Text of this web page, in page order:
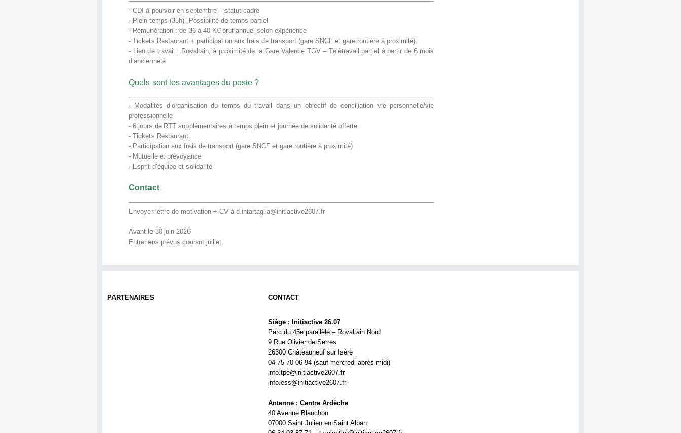
- CDI à pourvoir en septembre – statut cadre
- Plein temps (35h). Possibilité de temps partiel
- Rémunération : de 36 à 40 K€ brut annuel selon expérience
- Tickets Restaurant + participation aux frais de transport (gare SNCF et gare routière à proximité).
- Lieu de travail : Rovaltain, à proximité de la Gare Valence TGV – Télétravail partiel à partir de 6 mois
d’ancienneté
Quels sont les avantages du poste ?
- Modalités d’organisation du temps du travail dans un objectif de conciliation vie personnelle/vie
professionnelle
- 6 jours de RTT supplémentaires à temps plein et journée de solidarité offerte
- Tickets Restaurant
- Participation aux frais de transport (gare SNCF et gare routière à proximité)
- Mutuelle et prévoyance
- Esprit d’équipe et solidarité
Contact
Envoyer lettre de motivation + CV à d.intartaglia@initiactive2607.fr
Avant le 30 juin 2026
Entretiens prévus courant juillet
PARTENAIRES CONTACT
Siège : Initiactive 26.07
Parc du 45e parallèle – Rovaltain Nord
9 Rue Olivier de Serres
26300 Châteauneuf sur Isère
04 75 70 06 94 (sauf mercredi après-midi)
info.tpe@initiactive2607.fr
info.ess@initiactive2607.fr
Antenne : Centre Ardèche
40 Avenue Blanchon
07000 Saint Julien en Saint Alban